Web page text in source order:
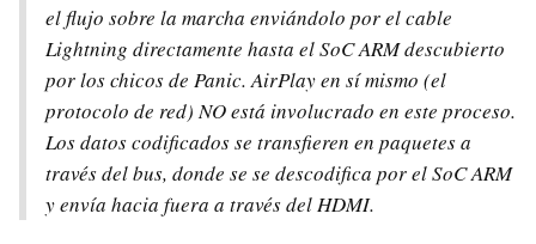
el flujo sobre la marcha enviándolo por el cable
Lightning directamente hasta el SoC ARM descubierto
por los chicos de Panic. AirPlay en sí mismo (el
protocolo de red) NO está involucrado en este proceso.
Los datos codificados se transfieren en paquetes a
través del bus, donde se se descodifica por el SoC ARM
y envía hacia fuera a través del HDMI.